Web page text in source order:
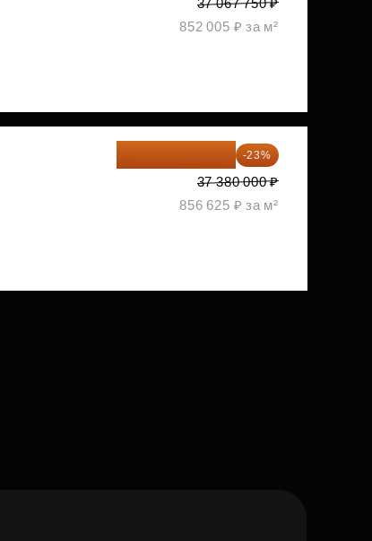
37 067 750 ₽
852 005 ₽ за м²
-23%
37 380 000 ₽
856 625 ₽ за м²